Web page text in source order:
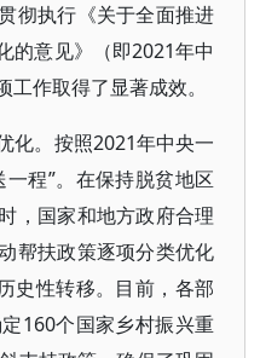
彻执行《关于全面推进
的意见》（即2021年中
作取得了显著成效。
化。按照2021年中央一
程”。在保持脱贫地区
，国家和地方政府合理
帮扶政策逐项分类优化
史性转移。目前，各部
160个国家乡村振兴重